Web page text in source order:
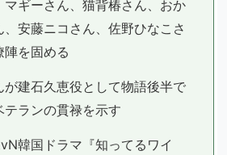
マギーさん、猫背椿さん、おか
安藤ニコさん、佐野ひなこさ
陣を固める
が建石久恵役として物語後半で
ランの貫禄を示す
韓国ドラマ『知ってるワイ